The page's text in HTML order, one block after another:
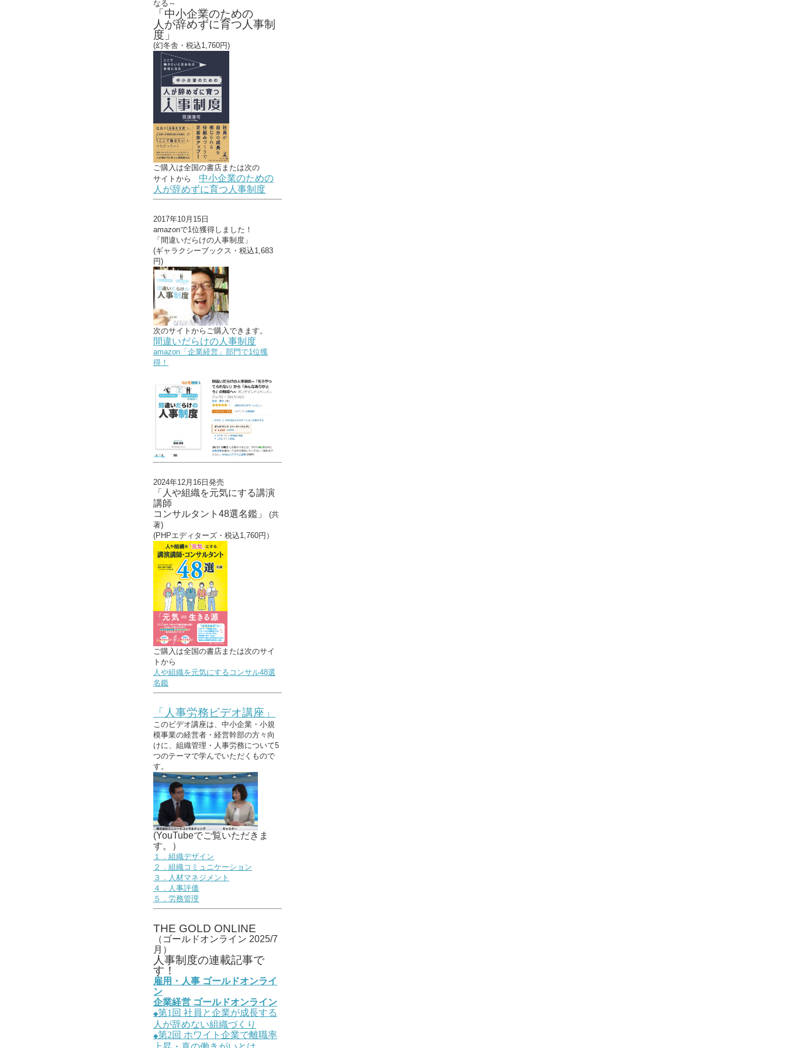
なる～
「中小企業のための
人が辞めずに育つ人事制
度」
(幻冬舎・税込1,760円)
ご購入は全国の書店または次の
サイトから 中小企業のための
人が辞めずに育つ人事制度
2017年10月15日
amazonで1位獲得しました！
「間違いだらけの人事制度」
(ギャラクシーブックス・税込1,683
円)
次のサイトからご購入できます。
間違いだらけの人事制度
amazon「企業経営」部門で1位獲
得！
2024年12月16日発売
「人や組織を元気にする講演
講師
コンサルタント48選名鑑」 (共
著)
(PHPエディターズ・税込1,760円）
ご購入は全国の書店または次のサイ
トから
人や組織を元気にするコンサル48選
名鑑
「人事労務ビデオ講座」
このビデオ講座は、中小企業・小規
模事業の経営者・経営幹部の方々向
けに、組織管理・人事労務について5
つのテーマで学んでいただくもので
す。
(YouTubeでご覧いただきま
す。）
１．組織デザイン
２．組織コミュニケーション
３．人材マネジメント
４．人事評価
５．労務管理
THE GOLD ONLINE
（ゴールドオンライン 2025/7
月）
人事制度の連載記事で
す！
雇用・人事 ゴールドオンライ
ン
企業経営 ゴールドオンライン
◆第1 回 社員と企業が成長する
人が辞めない組織づくり
◆第2回 ホワイト企業で離職率